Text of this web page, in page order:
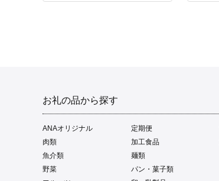
お礼の品から探す
ANAオリジナル 定期便
肉類
加工食品
魚介類
麺類
野菜
パン・菓子類